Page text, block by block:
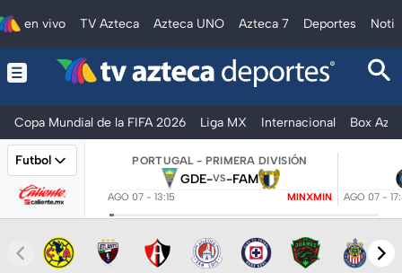
en vivo TV Azteca Azteca UNO Azteca 7 Deportes
Copa Mundial de la FIFA 2026 Liga MX Internacional Box
Futbol PORTUGAL - PRIMERA DIVISIÓN
GDE-VS-FAM
AGO 07 - 13:15 MINXMIN AGO 07 -